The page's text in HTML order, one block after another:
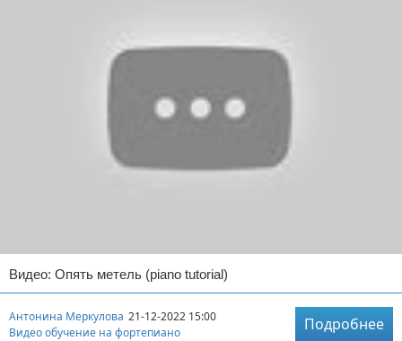
Видео: Опять метель (piano tutorial)
Антонина Меркулова 21-12-2022 15:00
Видео обучение на фортепиано
Подробнее